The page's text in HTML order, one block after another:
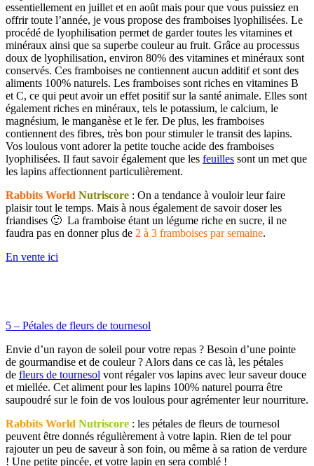
essentiellement en juillet et en août mais pour que vous puissiez en
offrir toute l’année, je vous propose des framboises lyophilisées. Le
procédé de lyophilisation permet de garder toutes les vitamines et
minéraux ainsi que sa superbe couleur au fruit. Grâce au processus
doux de lyophilisation, environ 80% des vitamines et minéraux sont
conservés. Ces framboises ne contiennent aucun additif et sont des
aliments 100% naturels. Les framboises sont riches en vitamines B
et C, ce qui peut avoir un effet positif sur la santé animale. Elles sont
également riches en minéraux, tels le potassium, le calcium, le
magnésium, le manganèse et le fer. De plus, les framboises
contiennent des fibres, très bon pour stimuler le transit des lapins.
Vos loulous vont adorer la petite touche acide des framboises
lyophilisées. Il faut savoir également que les feuilles sont un met que
les lapins affectionnent particulièrement.
Rabbits World Nutriscore : On a tendance à vouloir leur faire
plaisir tout le temps. Mais à nous également de savoir doser les
friandises 🙂 La framboise étant un légume riche en sucre, il ne
faudra pas en donner plus de 2 à 3 framboises par semaine.
En vente ici
5 – Pétales de fleurs de tournesol
Envie d’un rayon de soleil pour votre repas ? Besoin d’une pointe
de gourmandise et de couleur ? Alors dans ce cas là, les pétales
de fleurs de tournesol vont régaler vos lapins avec leur saveur douce
et miellée. Cet aliment pour les lapins 100% naturel pourra être
saupoudré sur le foin de vos loulous pour agrémenter leur nourriture.
Rabbits World Nutriscore : les pétales de fleurs de tournesol
peuvent être donnés régulièrement à votre lapin. Rien de tel pour
rajouter un peu de saveur à son foin, ou même à sa ration de verdure
! Une petite pincée, et votre lapin en sera comblé !